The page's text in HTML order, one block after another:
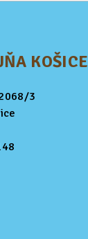
KOŠICE
3